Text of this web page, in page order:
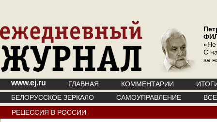
«Не
С
за
www.ej.ru ГЛАВНАЯ КОММЕНТАРИИ
БЕЛОРУССКОЕ ЗЕРКАЛО
САМОУПРАВЛЕНИЕ
РЕЦЕССИЯ В РОССИИ